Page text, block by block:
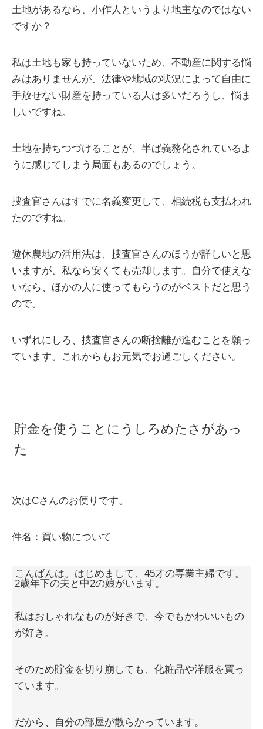
土地があるなら、小作人というより地主なのではない
ですか？
私は土地も家も持っていないため、不動産に関する悩
みはありませんが、法律や地域の状況によって自由に
手放せない財産を持っている人は多いだろうし、悩ま
しいですね。
土地を持ちつづけることが、半ば義務化されているよ
うに感じてしまう局面もあるのでしょう。
捜査官さんはすでに名義変更して、相続税も支払われ
たのですね。
遊休農地の活用法は、捜査官さんのほうが詳しいと思
いますが、私なら安くても売却します。自分で使えな
いなら、ほかの人に使ってもらうのがベストだと思う
ので。
いずれにしろ、捜査官さんの断捨離が進むことを願っ
ています。これからもお元気でお過ごしください。
貯金を使うことにうしろめたさがあっ
た
次はCさんのお便りです。
件名：買い物について
こんばんは。はじめまして、45才の専業主婦です。
2歳年下の夫と中2の娘がいます。
私はおしゃれなものが好きで、今でもかわいいもの
が好き。
そのため貯金を切り崩しても、化粧品や洋服を買っ
ています。
だから、自分の部屋が散らかっています。